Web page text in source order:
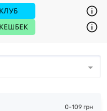
0-109 грн